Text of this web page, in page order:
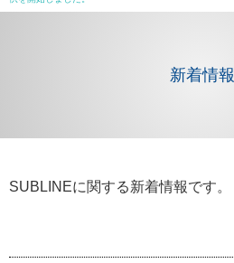
新着情報
SUBLINEに関する新着情報です。